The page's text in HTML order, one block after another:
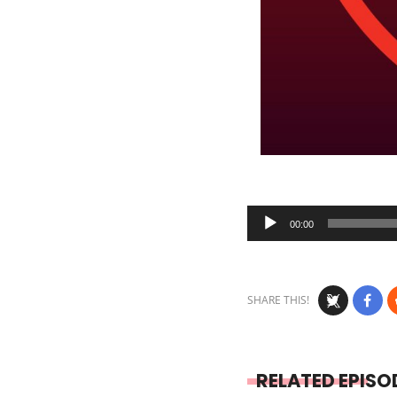
Audio
Player
00:00
SHARE THIS!
RELATED